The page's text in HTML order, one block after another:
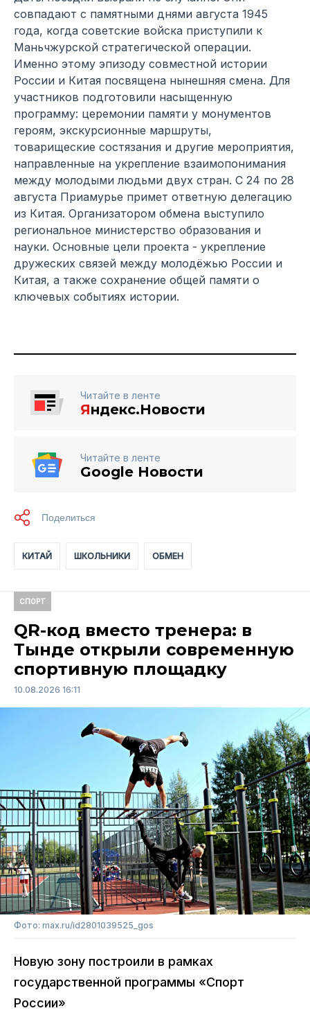
совпадают с памятными днями августа 1945
года, когда советские войска приступили к
Маньчжурской стратегической операции.
Именно этому эпизоду совместной истории
России и Китая посвящена нынешняя смена. Для
участников подготовили насыщенную
программу: церемонии памяти у монументов
героям, экскурсионные маршруты,
товарищеские состязания и другие мероприятия,
направленные на укрепление взаимопонимания
между молодыми людьми двух стран. С 24 по 28
августа Приамурье примет ответную делегацию
из Китая. Организатором обмена выступило
региональное министерство образования и
науки. Основные цели проекта - укрепление
дружеских связей между молодёжью России и
Китая, а также сохранение общей памяти о
ключевых событиях истории.
Читайте в ленте
Яндекс.Новости
Читайте в ленте
Google Новости
КИТАЙ ШКОЛЬНИКИ ОБМЕН
СПОРТ
QR-код вместо тренера: в
Тынде открыли современную
спортивную площадку
10.08.2026 16:11
Фото: max.ru/id2801039525_gos
Новую зону построили в рамках
государственной программы «Спорт
России»